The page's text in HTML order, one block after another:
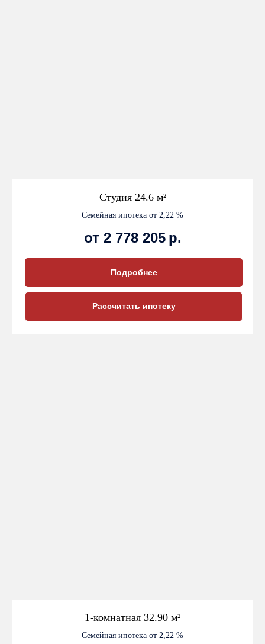
Студия 24.6 м²
Семейная ипотека от 2,22 %
от 2 778 205 р.
Подробнее
Рассчитать ипотеку
1-комнатная 32.90 м²
Семейная ипотека от 2,22 %